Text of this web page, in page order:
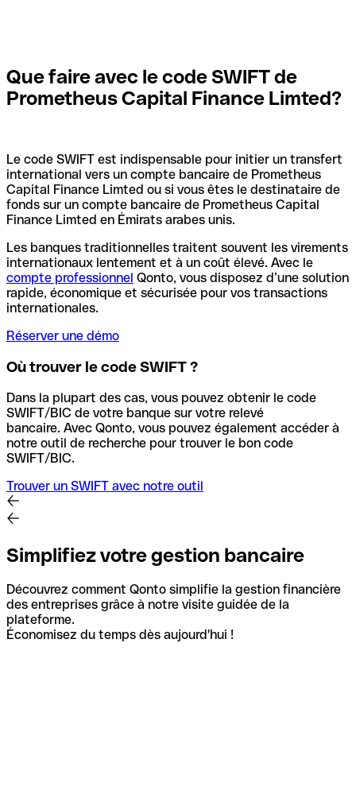
Que faire avec le code SWIFT de
Prometheus Capital Finance Limted?
Le code SWIFT est indispensable pour initier un transfert
international vers un compte bancaire de Prometheus
Capital Finance Limted ou si vous êtes le destinataire de
fonds sur un compte bancaire de Prometheus Capital
Finance Limted en Émirats arabes unis.
Les banques traditionnelles traitent souvent les virements
internationaux lentement et à un coût élevé. Avec le
compte professionnel Qonto, vous disposez d’une solution
rapide, économique et sécurisée pour vos transactions
internationales.
Réserver une démo
Où trouver le code SWIFT ?
Dans la plupart des cas, vous pouvez obtenir le code
SWIFT/BIC de votre banque sur votre relevé
bancaire. Avec Qonto, vous pouvez également accéder à
notre outil de recherche pour trouver le bon code
SWIFT/BIC.
Trouver un SWIFT avec notre outil
Simplifiez votre gestion bancaire
Découvrez comment Qonto simplifie la gestion financière
des entreprises grâce à notre visite guidée de la
plateforme.
Économisez du temps dès aujourd'hui !